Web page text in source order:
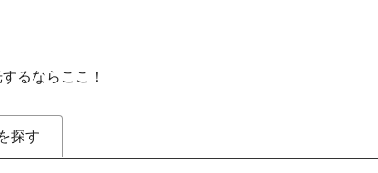
るならここ！
探す